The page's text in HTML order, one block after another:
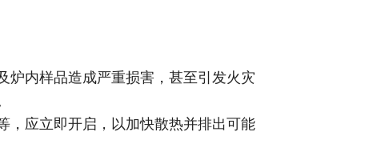
炉内样品造成严重损害，甚至引发火灾
，应立即开启，以加快散热并排出可能